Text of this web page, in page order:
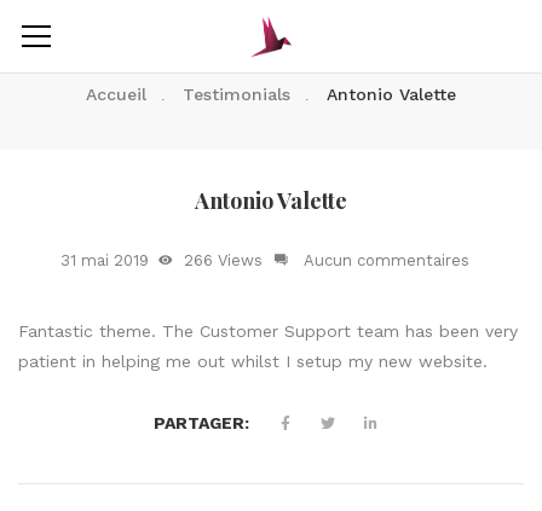
Accueil Testimonials Antonio Valette
Antonio Valette
31 mai 2019 266 Views Aucun commentaires
Fantastic theme. The Customer Support team has been very
patient in helping me out whilst I setup my new website.
PARTAGER: